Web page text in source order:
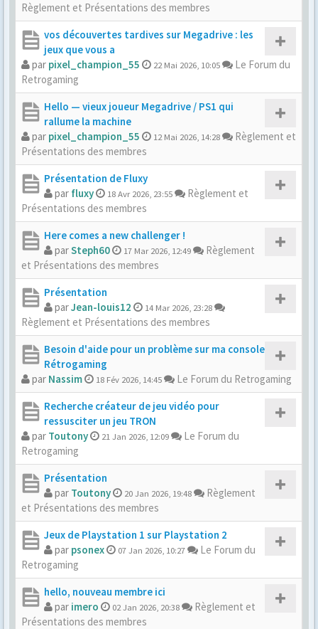
Règlement et Présentations des membres
vos découvertes tardives sur Megadrive : les
jeux que vous a
par pixel_champion_55 22 Mai 2026, 10:05
Le Forum du
Retrogaming
Hello — vieux joueur Megadrive / PS1 qui
rallume la machine
par pixel_champion_55 12 Mai 2026, 14:28
Règlement et
Présentations des membres
Présentation de Fluxy
par fluxy 18 Avr 2026, 23:55
Règlement et
Présentations des membres
Here comes a new challenger !
parSteph60 17 Mar 2026, 12:49
Règlement
et Présentations des membres
Présentation
parJean-louis12 14 Mar 2026, 23:28
Règlement et Présentations des membres
Besoin d'aide pour un problème sur ma console
Rétrogaming
par Nassim 18 Fév 2026, 14:45
Le Forum du Retrogaming
Recherche créateur de jeu vidéo pour
ressusciter un jeu TRON
par Toutony 21 Jan 2026, 12:09
Le Forum du
Retrogaming
Présentation
par Toutony 20 Jan 2026, 19:48
Règlement
et Présentations des membres
Jeux de Playstation 1 sur Playstation 2
par psonex 07 Jan 2026, 10:27
Le Forum du
Retrogaming
hello, nouveau membre ici
par imero 02 Jan 2026, 20:38
Règlement et
Présentations des membres